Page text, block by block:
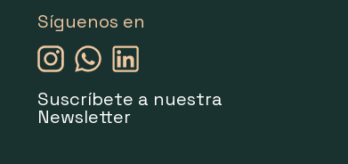
Síguenos en
Suscríbete a nuestra
Newsletter